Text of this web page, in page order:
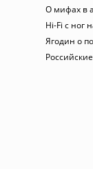
О мифах в
Hi-Fi с ног
Ягодин о